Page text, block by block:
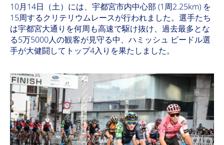
10月14日（土）には、宇都宮市内中心部 (1周2.25km) を
15周するクリテリウムレースが行われました。選手たち
は宇都宮大通りを何周も高速で駆け抜け、過去最多とな
る5万5000人の観客が見守る中、ハミッシュ ビードル選
手が大健闘してトップ4入りを果たしました。